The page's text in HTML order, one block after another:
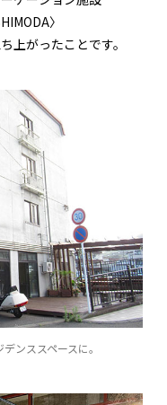
〉
上がったことです。
ンススペースに。